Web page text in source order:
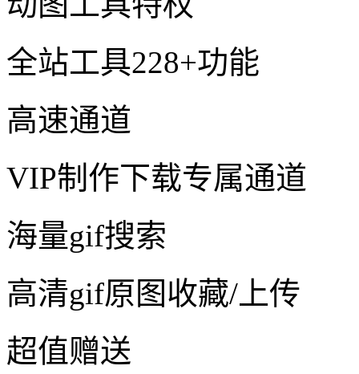
全站工具228+功能
高速通道
VIP制作下载专属通道
海量gif搜索
高清gif原图收藏/上传
超值赠送